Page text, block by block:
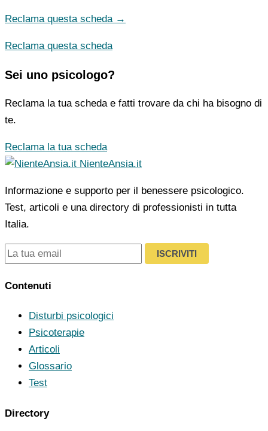
Reclama questa scheda →
Reclama questa scheda
Sei uno psicologo?
Reclama la tua scheda e fatti trovare da chi ha bisogno di
te.
Reclama la tua scheda
NienteAnsia.it
Informazione e supporto per il benessere psicologico.
Test, articoli e una directory di professionisti in tutta
Italia.
ISCRIVITI
Contenuti
Disturbi psicologici
Psicoterapie
Articoli
Glossario
Test
Directory